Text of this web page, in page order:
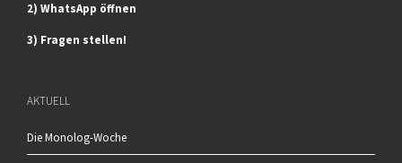
2) WhatsApp öffnen
3) Fragen stellen!
AKTUELL
Die Monolog-Woche